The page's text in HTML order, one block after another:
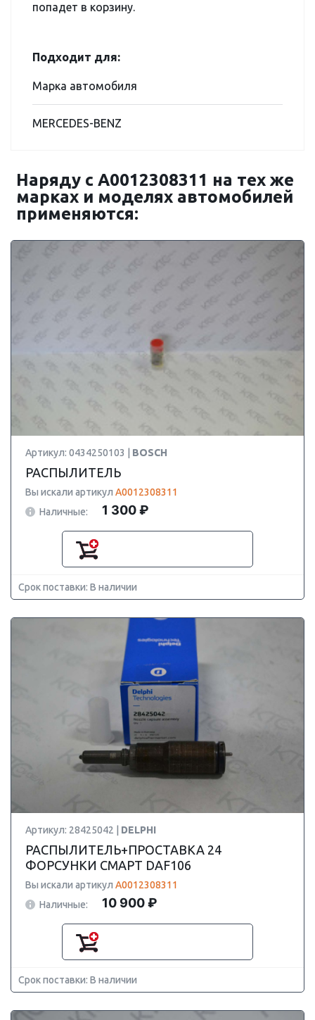
попадет в корзину.
Подходит для:
Марка автомобиля
MERCEDES-BENZ
Наряду с A0012308311 на тех же
марках и моделях автомобилей
применяются:
Артикул: 0434250103 | BOSCH
РАСПЫЛИТЕЛЬ
Вы искали артикул A0012308311
Наличные:
1 300 ₽
Срок поставки: В наличии
Артикул: 28425042 | DELPHI
РАСПЫЛИТЕЛЬ+ПРОСТАВКА 24
ФОРСУНКИ СМАРТ DAF106
Вы искали артикул A0012308311
Наличные:
10 900 ₽
Срок поставки: В наличии